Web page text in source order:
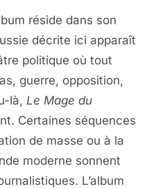
réside dans son
décrite ici apparaît
politique où tout
guerre, opposition,
là, Le Mage du
Certaines séquences
de masse ou à la
moderne sonnent
L’album